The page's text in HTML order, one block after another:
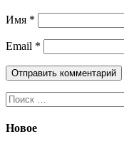
Имя *
Email *
Поиск:
Новое